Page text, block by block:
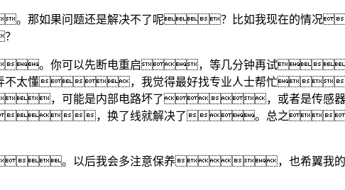
如果问题还是解决不了呢？比如我现在的情
。你可以先断电重启，等几分钟再试
不太懂，我觉得最好找专业人士帮忙
，可能是内部电路坏了，或者是传感
，换了线就解决了。总之
。以后我会多注意保养，也希翼我的空